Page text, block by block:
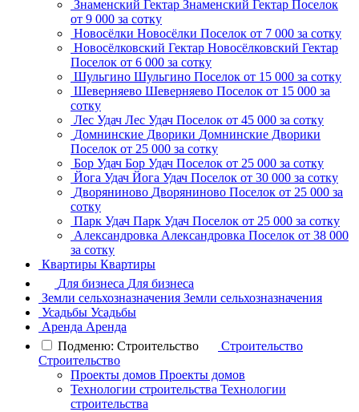
Знаменский Гектар Знаменский Гектар Поселок
от 9 000 за сотку
Новосёлки Новосёлки Поселок от 7 000 за сотку
Новосёлковский Гектар Новосёлковский Гектар
Поселок от 6 000 за сотку
Шульгино Шульгино Поселок от 15 000 за сотку
Шеверняево Шеверняево Поселок от 15 000 за
сотку
Лес Удач Лес Удач Поселок от 45 000 за сотку
Домнинские Дворики Домнинские Дворики
Поселок от 25 000 за сотку
Бор Удач Бор Удач Поселок от 25 000 за сотку
Йога Удач Йога Удач Поселок от 30 000 за сотку
Дворяниново Дворяниново Поселок от 25 000 за
сотку
Парк Удач Парк Удач Поселок от 25 000 за сотку
Александровка Александровка Поселок от 38 000
за сотку
Квартиры Квартиры
Для бизнеса Для бизнеса
Земли сельхозназначения Земли сельхозназначения
Усадьбы Усадьбы
Аренда Аренда
Подменю: Строительство
Строительство
Строительство
Проекты домов Проекты домов
Технологии строительства Технологии
строительства